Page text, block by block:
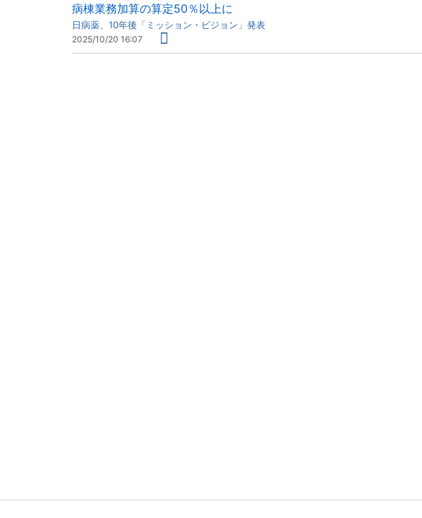
病棟業務加算の算定50％以上に
日病薬、10年後「ミッション・ビジョン」発表
2025/10/20 16:07